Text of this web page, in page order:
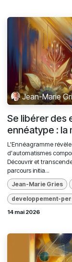
Jean-Marie
Se libérer des
ennéatype : la
L'Ennéagramme
d'automatismes
Découvrir et
parcours initia...
Jean-Marie Gries
developpement-
14 mai 2026